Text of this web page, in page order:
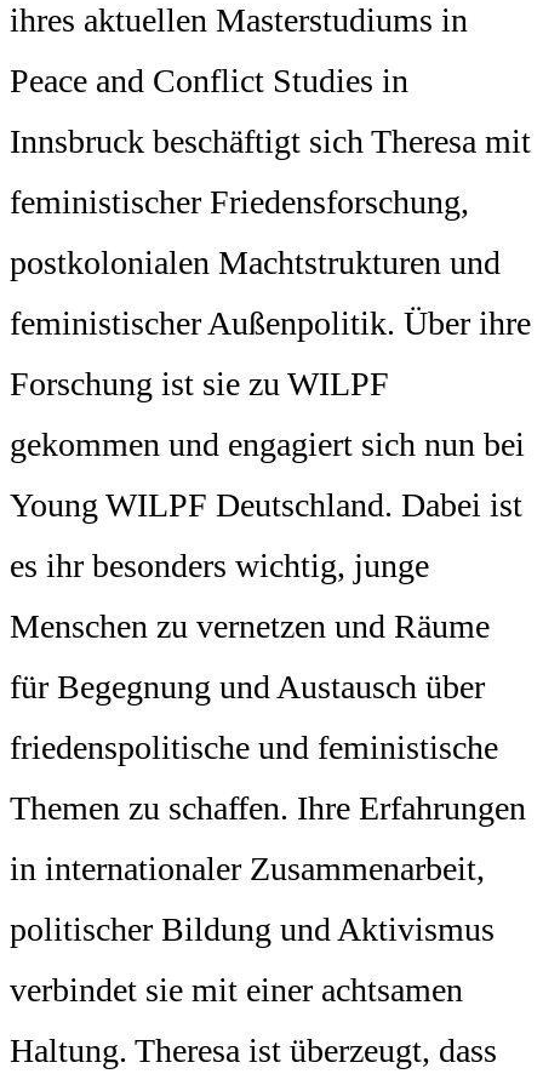
ihres aktuellen Masterstudiums in
Peace and Conflict Studies in
Innsbruck beschäftigt sich Theresa mit
feministischer Friedensforschung,
postkolonialen Machtstrukturen und
feministischer Außenpolitik. Über ihre
Forschung ist sie zu WILPF
gekommen und engagiert sich nun bei
Young WILPF Deutschland. Dabei ist
es ihr besonders wichtig, junge
Menschen zu vernetzen und Räume
für Begegnung und Austausch über
friedenspolitische und feministische
Themen zu schaffen. Ihre Erfahrungen
in internationaler Zusammenarbeit,
politischer Bildung und Aktivismus
verbindet sie mit einer achtsamen
Haltung. Theresa ist überzeugt, dass